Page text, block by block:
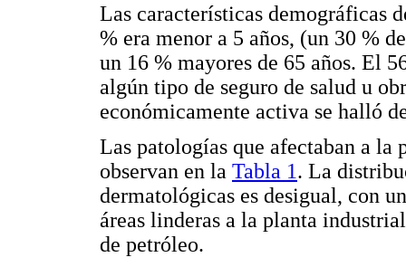
Las características demográficas
% era menor a 5 años, (un 30 %
un 16 % mayores de 65 años. El
algún tipo de seguro de salud u
económicamente activa se halló
Las patologías que afectaban a la
observan en la Tabla 1. La
dermatológicas es desigual, con
áreas linderas a la planta
de petróleo.